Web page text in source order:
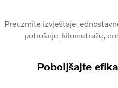
Preuzmite izvještaje
potrošnje, kilometraže,
Poboljšajte